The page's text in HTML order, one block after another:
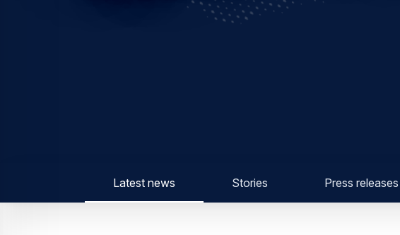
Latest news Stories Press releases